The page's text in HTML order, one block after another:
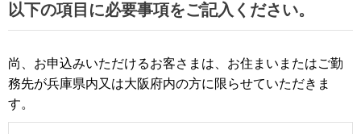
投信販売業務、保険販売業務、金融商品仲介業務、
ができる業務およびこれらに付随する業務
その他銀行が営むことができる業務およびこれらに
以下の項目に必要事項をご記入ください。
尚、お申込みいただけるお客さまは、お住まいまたはご勤
務先が兵庫県内又は大阪府内の方に限らせていただきま
す。